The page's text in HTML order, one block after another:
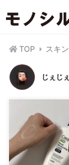
TOP スキ
じぇじぇ